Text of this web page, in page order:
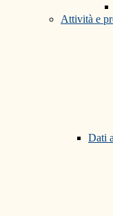
Attività e
Dati